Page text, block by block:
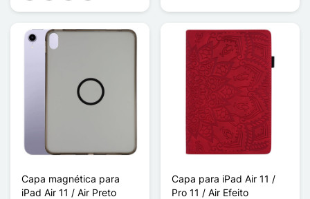
Capa magnética para
iPad Air 11 / Air Preto
Capa para iPad Air 11 /
Pro 11 / Air Efeito